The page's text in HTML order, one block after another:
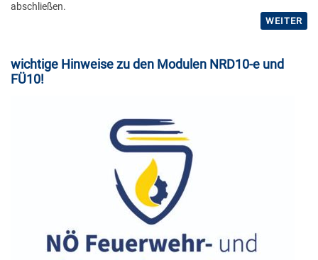
2015
Empfang
Küche
abschließen.
WEITER
wichtige Hinweise zu den Modulen NRD10-e und
FÜ10!